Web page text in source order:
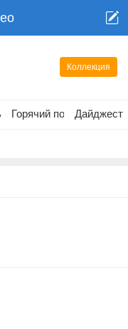
Коллекция
Горячий постДайджест